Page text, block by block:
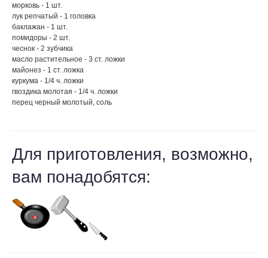
морковь - 1 шт.
лук репчатый - 1 головка
баклажан - 1 шт.
помидоры - 2 шт.
чеснок - 2 зубчика
масло растительное - 3 ст. ложки
майонез - 1 ст. ложка
куркума - 1/4 ч. ложки
гвоздика молотая - 1/4 ч. ложки
перец черный молотый, соль
Для приготовления, возможно,
вам понадобятся: